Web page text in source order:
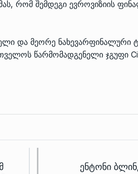
რომ შემდეგი ევროვიზიის
და მეორე ნახევარფინალური
წარმომადგენელი ჯგუფი
ენტონი